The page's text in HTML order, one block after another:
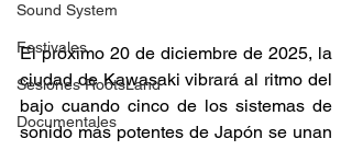
Sound System
Festivales
Sesiones RootsLand
Documentales
El próximo 20 de diciembre de 2025, la
ciudad de Kawasaki vibrará al ritmo del
bajo cuando cinco de los sistemas de
sonido más potentes de Japón se unan